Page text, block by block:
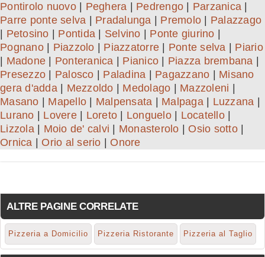
Pontirolo nuovo| Peghera Pedrengo Parzanica
Parre ponte selva
Pradalunga Premolo
Palazzago
Petosino Pontida Selvino Ponte giurino
Pognano| Piazzolo Piazzatorre Ponte selva
Piario
Madone Ponteranica Pianico Piazza brembana
Presezzo
Palosco Paladina Pagazzano
Misano
gera d'adda| Mezzoldo Medolago Mazzoleni
Masano
Mapello Malpensata Malpaga| Luzzana
Lurano
Lovere| Loreto Longuelo| Locatello|
Lizzola| Moio de' calvi Monasterolo Osio sotto|
Ornica
Orio al serio Onore
ALTRE PAGINE CORRELATE
Pizzeria a Domicilio Pizzeria Ristorante Pizzeria al Taglio